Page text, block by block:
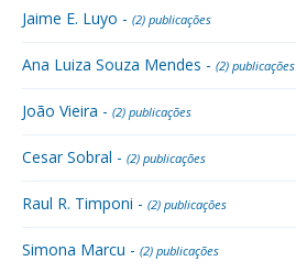
Jaime E. Luyo - (2) publicações
Ana Luiza Souza Mendes - (2) publicações
João Vieira - (2) publicações
Cesar Sobral - (2) publicações
Raul R. Timponi - (2) publicações
Simona Marcu - (2) publicações